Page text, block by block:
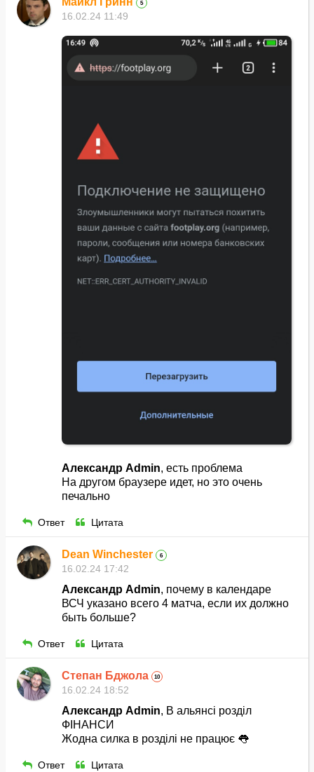
5
16.02.24 11:49
Александр Admin, есть проблема
На другом браузере идет, но это очень
печально
Ответ Цитата
Dean Winchester 6
16.02.24 17:42
Александр Admin, почему в календаре
ВСЧ указано всего 4 матча, если их должно
быть больше?
Ответ Цитата
Степан Бджола 10
16.02.24 18:52
Александр Admin, В альянсі розділ
ФІНАНСИ
Жодна силка в розділі не працює 👅
Ответ Цитата